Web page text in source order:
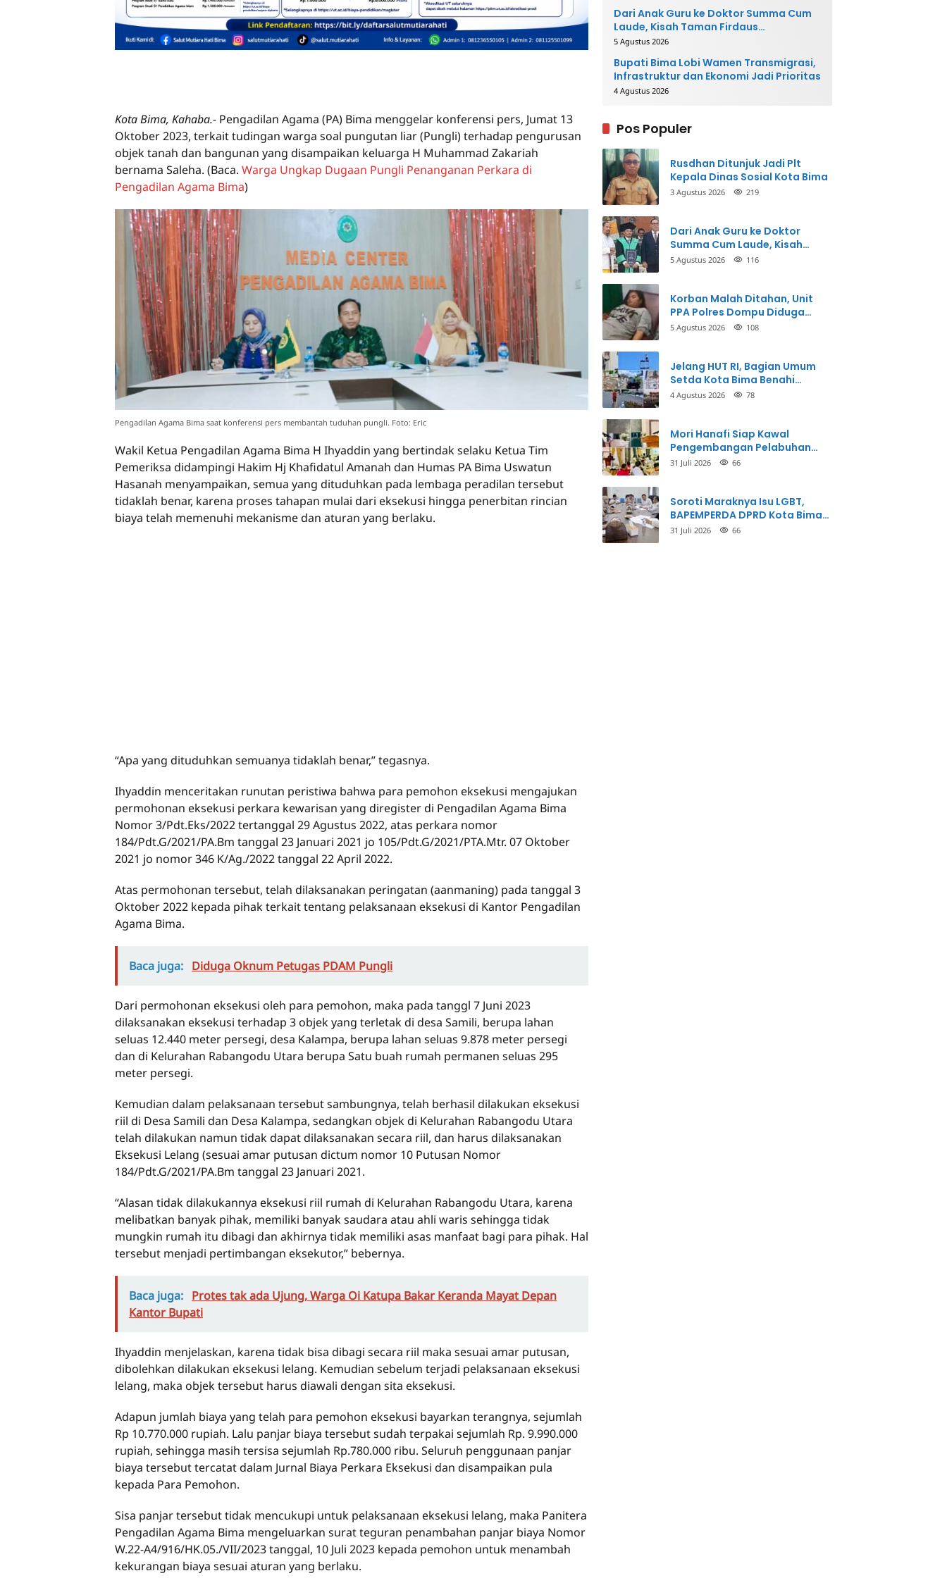
Kota Bima, Kahaba.- Pengadilan Agama (PA) Bima menggelar konferensi pers, Jumat 13
Oktober 2023, terkait tudingan warga soal pungutan liar (Pungli) terhadap pengurusan
objek tanah dan bangunan yang disampaikan keluarga H Muhammad Zakariah
bernama Saleha. (Baca. Warga Ungkap Dugaan Pungli Penanganan Perkara di
Pengadilan Agama Bima)
Pengadilan Agama Bima saat konferensi pers membantah tuduhan pungli. Foto: Eric
Wakil Ketua Pengadilan Agama Bima H Ihyaddin yang bertindak selaku Ketua Tim
Pemeriksa didampingi Hakim Hj Khafidatul Amanah dan Humas PA Bima Uswatun
Hasanah menyampaikan, semua yang dituduhkan pada lembaga peradilan tersebut
tidaklah benar, karena proses tahapan mulai dari eksekusi hingga penerbitan rincian
biaya telah memenuhi mekanisme dan aturan yang berlaku.
“Apa yang dituduhkan semuanya tidaklah benar,” tegasnya.
Ihyaddin menceritakan runutan peristiwa bahwa para pemohon eksekusi mengajukan
permohonan eksekusi perkara kewarisan yang diregister di Pengadilan Agama Bima
Nomor 3/Pdt.Eks/2022 tertanggal 29 Agustus 2022, atas perkara nomor
184/Pdt.G/2021/PA.Bm tanggal 23 Januari 2021 jo 105/Pdt.G/2021/PTA.Mtr. 07 Oktober
2021 jo nomor 346 K/Ag./2022 tanggal 22 April 2022.
Atas permohonan tersebut, telah dilaksanakan peringatan (aanmaning) pada tanggal 3
Oktober 2022 kepada pihak terkait tentang pelaksanaan eksekusi di Kantor Pengadilan
Agama Bima.
Baca juga: Diduga Oknum Petugas PDAM Pungli
Dari permohonan eksekusi oleh para pemohon, maka pada tanggl 7 Juni 2023
dilaksanakan eksekusi terhadap 3 objek yang terletak di desa Samili, berupa lahan
seluas 12.440 meter persegi, desa Kalampa, berupa lahan seluas 9.878 meter persegi
dan di Kelurahan Rabangodu Utara berupa Satu buah rumah permanen seluas 295
meter persegi.
Kemudian dalam pelaksanaan tersebut sambungnya, telah berhasil dilakukan eksekusi
riil di Desa Samili dan Desa Kalampa, sedangkan objek di Kelurahan Rabangodu Utara
telah dilakukan namun tidak dapat dilaksanakan secara riil, dan harus dilaksanakan
Eksekusi Lelang (sesuai amar putusan dictum nomor 10 Putusan Nomor
184/Pdt.G/2021/PA.Bm tanggal 23 Januari 2021.
“Alasan tidak dilakukannya eksekusi riil rumah di Kelurahan Rabangodu Utara, karena
melibatkan banyak pihak, memiliki banyak saudara atau ahli waris sehingga tidak
mungkin rumah itu dibagi dan akhirnya tidak memiliki asas manfaat bagi para pihak. Hal
tersebut menjadi pertimbangan eksekutor,” bebernya.
Baca juga: Protes tak ada Ujung, Warga Oi Katupa Bakar Keranda Mayat Depan
Kantor Bupati
Ihyaddin menjelaskan, karena tidak bisa dibagi secara riil maka sesuai amar putusan,
dibolehkan dilakukan eksekusi lelang. Kemudian sebelum terjadi pelaksanaan eksekusi
lelang, maka objek tersebut harus diawali dengan sita eksekusi.
Adapun jumlah biaya yang telah para pemohon eksekusi bayarkan terangnya, sejumlah
Rp 10.770.000 rupiah. Lalu panjar biaya tersebut sudah terpakai sejumlah Rp. 9.990.000
rupiah, sehingga masih tersisa sejumlah Rp.780.000 ribu. Seluruh penggunaan panjar
biaya tersebut tercatat dalam Jurnal Biaya Perkara Eksekusi dan disampaikan pula
kepada Para Pemohon.
Sisa panjar tersebut tidak mencukupi untuk pelaksanaan eksekusi lelang, maka Panitera
Pengadilan Agama Bima mengeluarkan surat teguran penambahan panjar biaya Nomor
W.22-A4/916/HK.05./VII/2023 tanggal, 10 Juli 2023 kepada pemohon untuk menambah
kekurangan biaya sesuai aturan yang berlaku.
Dari Anak Guru ke Doktor Summa Cum
Laude, Kisah Taman Firdaus
Menginspirasi
5 Agustus 2026
Bupati Bima Lobi Wamen Transmigrasi,
Infrastruktur dan Ekonomi Jadi Prioritas
4 Agustus 2026
Pos Populer
Rusdhan Ditunjuk Jadi Plt
Kepala Dinas Sosial Kota Bima
3 Agustus 2026 219
Dari Anak Guru ke Doktor
Summa Cum Laude, Kisah
Taman Firdaus Menginspirasi
5 Agustus 2026 116
Korban Malah Ditahan, Unit
PPA Polres Dompu Diduga
Balikkan Fakta Kasus
5 Agustus 2026 108
Jelang HUT RI, Bagian Umum
Setda Kota Bima Benahi
Kantor Pemkot
4 Agustus 2026 78
Mori Hanafi Siap Kawal
Pengembangan Pelabuhan
Bima, KSOP Usulkan Tambahan
31 Juli 2026 66
Soroti Maraknya Isu LGBT,
BAPEMPERDA DPRD Kota Bima
Mulai Bahas Rancangan Perda
31 Juli 2026 66